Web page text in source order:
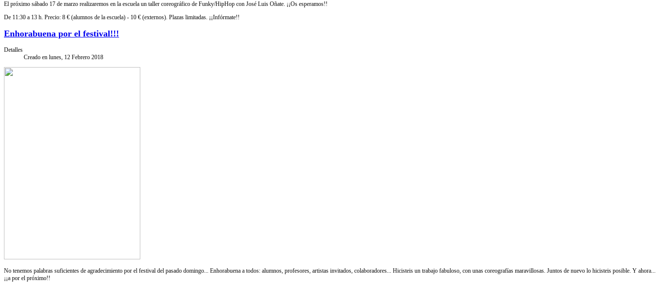
El próximo sábado 17 de marzo realizaremos en la escuela un taller coreográfico de Funky/HipHop con José Luis Oñate. ¡¡Os esperamos!!
De 11:30 a 13 h. Precio: 8 € (alumnos de la escuela) - 10 € (externos). Plazas limitadas. ¡¡Infórmate!!
Enhorabuena por el festival!!!
Detalles
Creado en lunes, 12 Febrero 2018
No tenemos palabras suficientes de agradecimiento por el festival del pasado domingo... Enhorabuena a todos: alumnos, profesores, artistas invitados, colaboradores... Hicisteis un trabajo fabuloso, con unas coreografías maravillosas. Juntos de nuevo lo hicisteis posible. Y ahora...
¡¡a por el próximo!!